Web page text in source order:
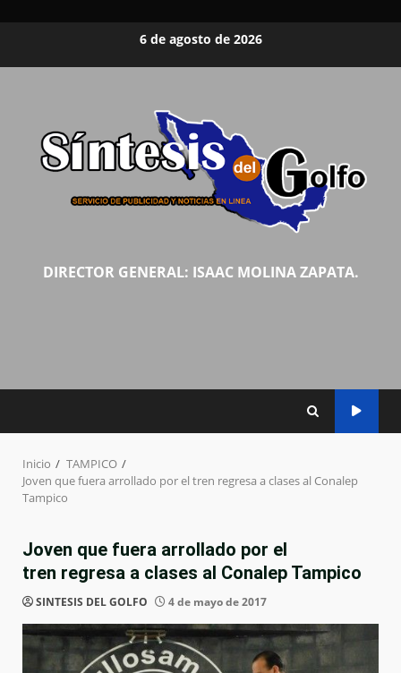
6 de agosto de 2026
DIRECTOR GENERAL: ISAAC MOLINA ZAPATA.
Inicio
TAMPICO
Joven que fuera arrollado por el tren regresa a clases al Conalep
Tampico
Joven que fuera arrollado por el
tren regresa a clases al Conalep Tampico
SINTESIS DEL GOLFO 4 de mayo de 2017